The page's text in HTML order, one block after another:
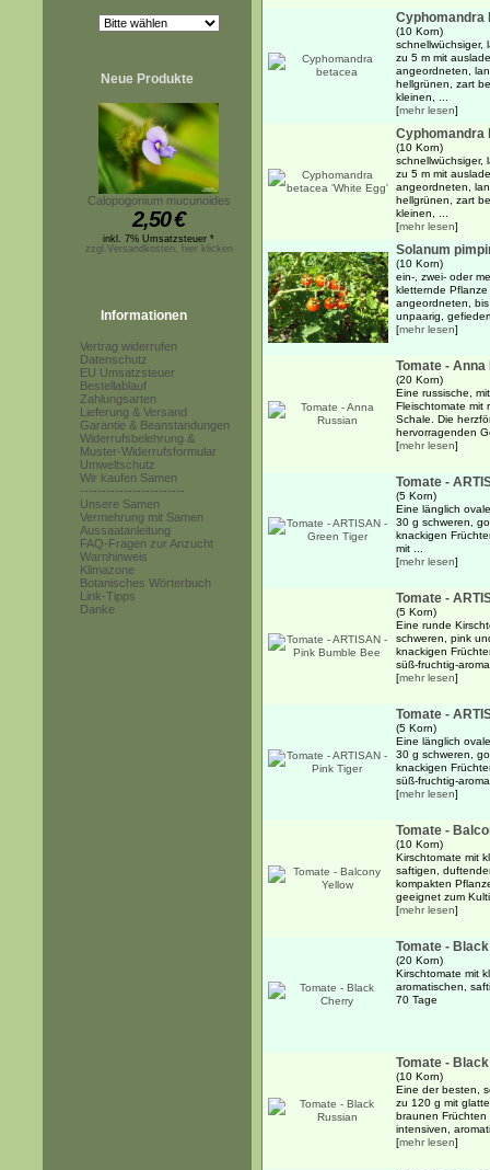
Neue Produkte
Calopogonium mucunoides
2,50€
inkl. 7% Umsatzsteuer *
zzgl.Versandkosten, hier klicken
Informationen
Vertrag widerrufen
Datenschutz
EU Umsatzsteuer
Bestellablauf
Zahlungsarten
Lieferung & Versand
Garantie & Beanstandungen
Widerrufsbelehrung &
Muster-Widerrufsformular
Umweltschutz
Wir kaufen Samen
------------------------
Unsere Samen
Vermehrung mit Samen
Aussaatanleitung
FAQ-Fragen zur Anzucht
Warnhinweis
Klimazone
Botanisches Wörterbuch
Link-Tipps
Danke
Cyphomandra
(10 Korn)
schnellwüchsiger,
zu 5 m mit
angeordneten,
hellgrünen, zart
kleinen, ...
[mehr lesen]
Cyphomandra
(10 Korn)
schnellwüchsiger,
zu 5 m mit
angeordneten,
hellgrünen, zart
kleinen, ...
[mehr lesen]
Solanum
(10 Korn)
ein-, zwei- oder
kletternde
angeordneten,
unpaarig,
[mehr lesen]
Tomate -
(20 Korn)
Eine russische,
Fleischtomate mit
Schale. Die
hervorragenden
[mehr lesen]
Tomate -
(5 Korn)
Eine länglich
30 g schweren,
knackigen
mit ...
[mehr lesen]
Tomate -
(5 Korn)
Eine runde
schweren, pink
knackigen
süß-fruchtig-
[mehr lesen]
Tomate -
(5 Korn)
Eine länglich
30 g schweren,
knackigen
süß-fruchtig-
[mehr lesen]
Tomate -
(10 Korn)
Kirschtomate mit
saftigen,
kompakten
geeignet zum
[mehr lesen]
Tomate -
(20 Korn)
Kirschtomate mit
aromatischen,
70 Tage
Tomate -
(10 Korn)
Eine der besten,
zu 120 g mit
braunen
intensiven,
[mehr lesen]